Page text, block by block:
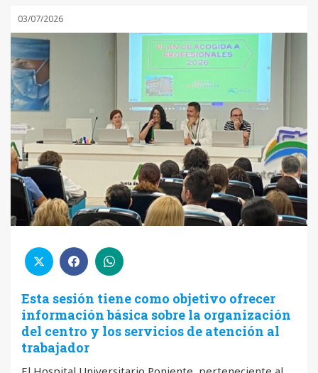
03/07/2026
Esta sesión tiene como objetivo ofrecer
información básica sobre la organización
del centro y los servicios de atención al
trabajador